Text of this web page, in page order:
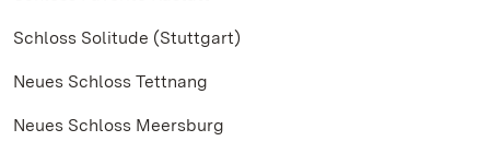
Schloss Solitude (Stuttgart)
Neues Schloss Tettnang
Neues Schloss Meersburg